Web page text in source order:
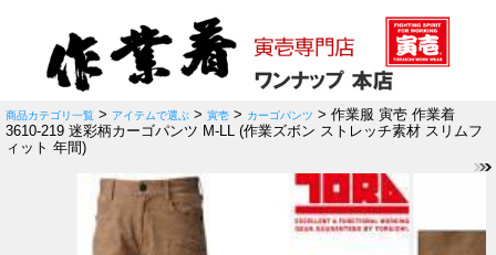
商品カテゴリ一覧 > アイテムで選ぶ > 寅壱 > カーゴパンツ > 作業服 寅壱 作業着
3610-219 迷彩柄カーゴパンツ M-LL (作業ズボン ストレッチ素材 スリムフ
ィット 年間)